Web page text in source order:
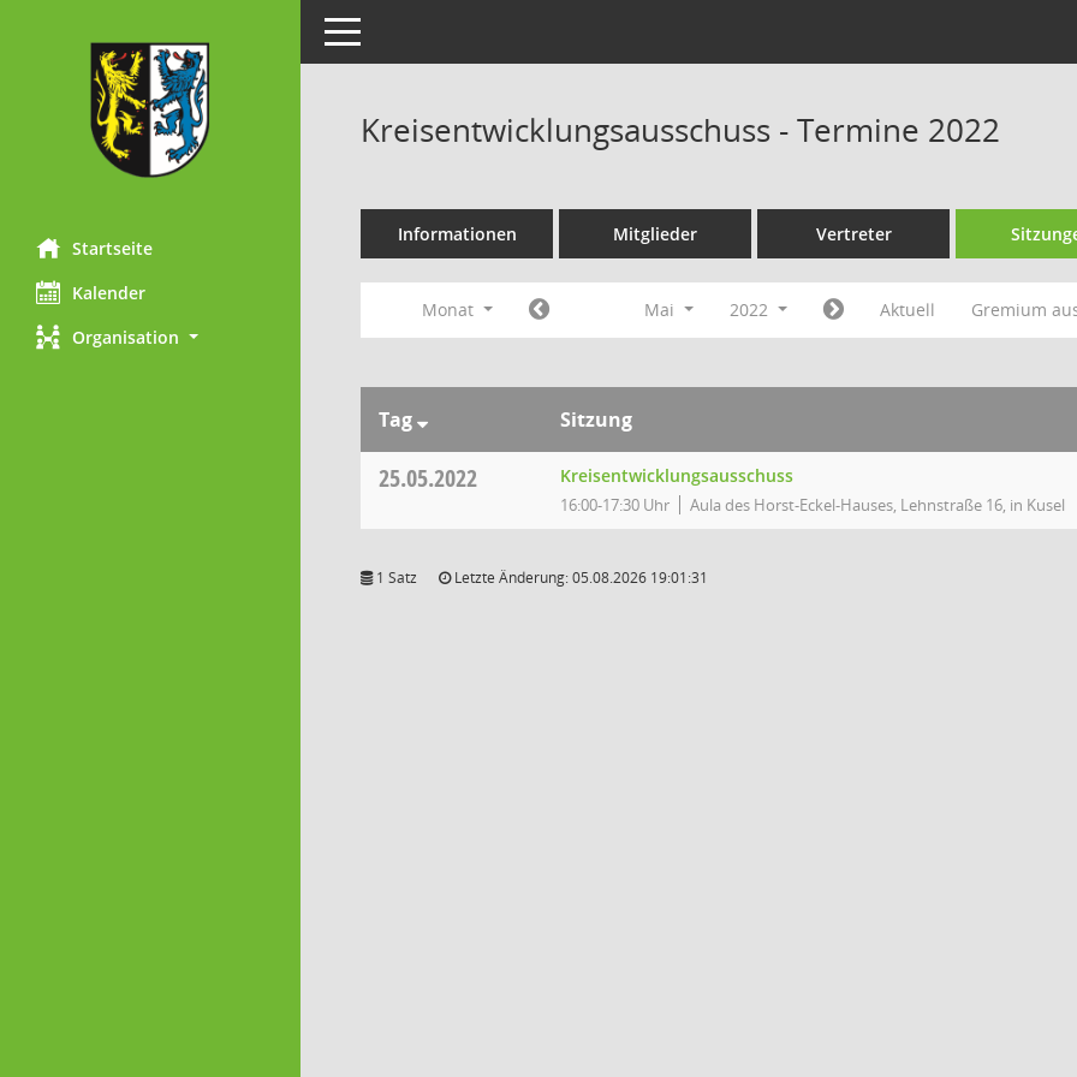
Startseite
Kalender
Organisation
Toggle navigation
Kreisentwicklungsausschuss - Termine 2022
Informationen Mitglieder Vertreter
Monat Mai 2022 Aktuell Gremium
Tag Sitzung
25.05.2022 Kreisentwicklungsausschuss
16:00-17:30 Uhr Aula des Horst-Eckel-Hauses, Lehnstraße 16, in Kusel
1 Satz Letzte Änderung: 05.08.2026 19:01:31